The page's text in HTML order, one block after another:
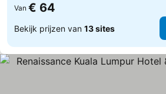
Van € 64
Bekijk prijzen van 13 sites